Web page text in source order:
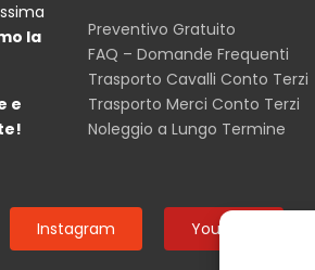
la
e
Preventivo Gratuito
FAQ – Domande Frequenti
Trasporto Cavalli Conto Terzi
Trasporto Merci Conto Terzi
Noleggio a Lungo Termine
Instagram Youtube